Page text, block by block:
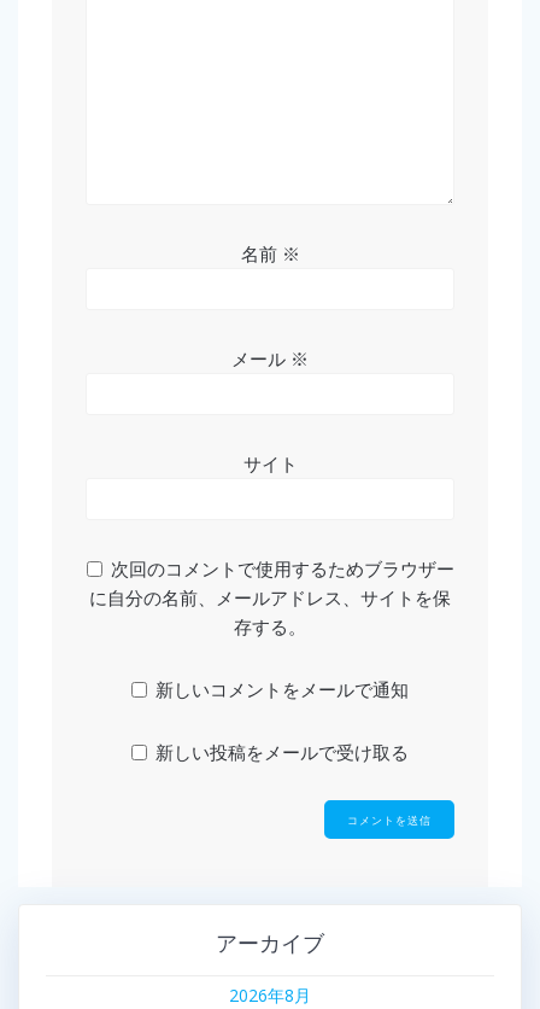
名前 ※
メール ※
サイト
次回のコメントで使用するためブラウザー
に自分の名前、メールアドレス、サイトを保
存する。
新しいコメントをメールで通知
新しい投稿をメールで受け取る
アーカイブ
2026年8月